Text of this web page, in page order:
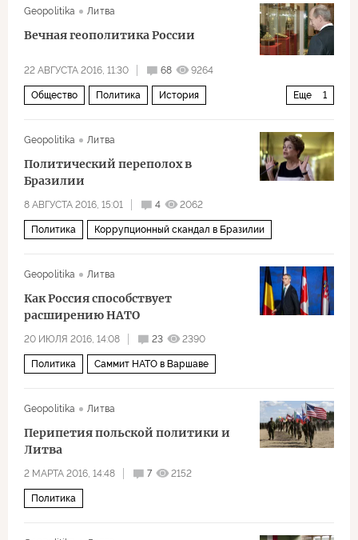
Geopolitika Литва
Вечная геополитика России
22 АВГУСТА 2016, 11:30 68 9264
Еще 1
Общество Политика История
Geopolitika
Литва
Политический переполох в
Бразилии
8 АВГУСТА 2016, 15:01 4 2062
Политика Коррупционный скандал в Бразилии
Geopolitika Литва
Как Россия способствует
расширению НАТО
20 ИЮЛЯ 2016, 14:08 23 2390
Политика Саммит НАТО в Варшаве
Geopolitika Литва
Перипетия польской политики и
Литва
2 МАРТА 2016, 14:48 7 2152
Политика